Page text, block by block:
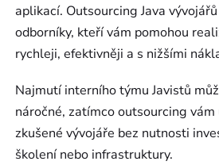
aplikací. Outsourcing Java
odborníky, kteří vám pomohou
rychleji, efektivněji a s nižšími
Najmutí interního týmu Javistů
náročné, zatímco outsourcing
zkušené vývojáře bez nutnosti
školení nebo infrastruktury.